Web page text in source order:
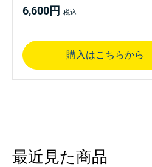
6,600円
購入はこちらから
最近見た商品